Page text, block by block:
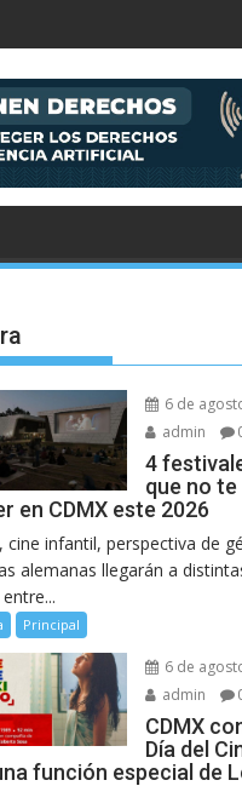
6 de
admin
4
que no te
en CDMX este 2026
cine infantil, perspectiva de
alemanas llegarán a
Principal
6 de
admin
CDMX
Día del
función especial de